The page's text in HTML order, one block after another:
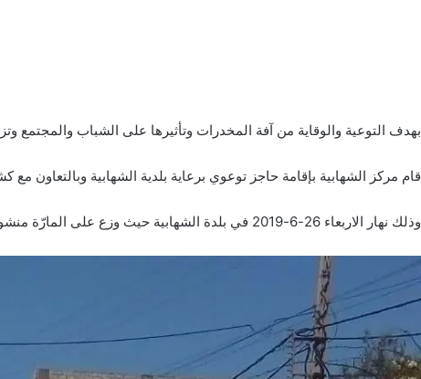
بهدف التوعية والوقاية من آفة المخدرات وتأثيرها على الشباب والمجتمع
قام مركز الشهابية بإقامة حاجز توعوي برعاية بلدية الشهابية وبالتعاون مع
وذلك نهار الاربعاء 26-6-2019 في بلدة الشهابية حيث وزع على المارّة منشورات عن المخدرات وتأثيرها وأعراضها.